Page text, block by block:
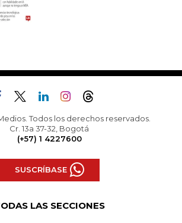
Todos los derechos reservados.
Cr. 13a 37-32, Bogotá
(+57) 1 4227600
SUSCRÍBASE
LAS SECCIONES